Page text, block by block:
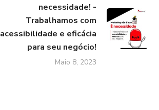
necessidade! -
Trabalhamos com
acessibilidade e eficácia
para seu negócio!
Maio 8, 2023